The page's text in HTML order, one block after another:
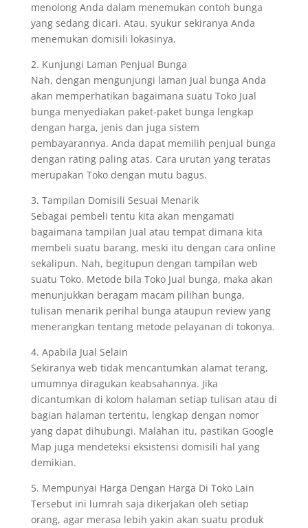
menolong Anda dalam menemukan contoh bunga
yang sedang dicari. Atau, syukur sekiranya Anda
menemukan domisili lokasinya.
2. Kunjungi Laman Penjual Bunga
Nah, dengan mengunjungi laman Jual bunga Anda
akan memperhatikan bagaimana suatu Toko Jual
bunga menyediakan paket-paket bunga lengkap
dengan harga, jenis dan juga sistem
pembayarannya. Anda dapat memilih penjual bunga
dengan rating paling atas. Cara urutan yang teratas
merupakan Toko dengan mutu bagus.
3. Tampilan Domisili Sesuai Menarik
Sebagai pembeli tentu kita akan mengamati
bagaimana tampilan Jual atau tempat dimana kita
membeli suatu barang, meski itu dengan cara online
sekalipun. Nah, begitupun dengan tampilan web
suatu Toko. Metode bila Toko Jual bunga, maka akan
menunjukkan beragam macam pilihan bunga,
tulisan menarik perihal bunga ataupun review yang
menerangkan tentang metode pelayanan di tokonya.
4. Apabila Jual Selain
Sekiranya web tidak mencantumkan alamat terang,
umumnya diragukan keabsahannya. Jika
dicantumkan di kolom halaman setiap tulisan atau di
bagian halaman tertentu, lengkap dengan nomor
yang dapat dihubungi. Malahan itu, pastikan Google
Map juga mendeteksi eksistensi domisili hal yang
demikian.
5. Mempunyai Harga Dengan Harga Di Toko Lain
Tersebut ini lumrah saja dikerjakan oleh setiap
orang, agar merasa lebih yakin akan suatu produk